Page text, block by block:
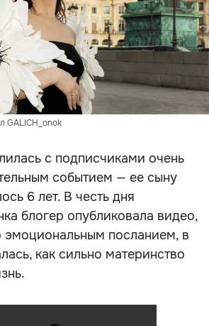
GALICH_onok
с подписчиками очень
событием — ее сыну
6 лет. В честь дня
блогер опубликовала видео,
эмоциональным посланием, в
как сильно материнство